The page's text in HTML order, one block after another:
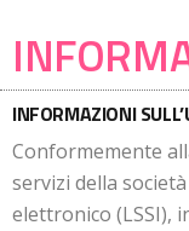
INFORMAZIONI
Conformemente
servizi della
elettronico (LSSI),